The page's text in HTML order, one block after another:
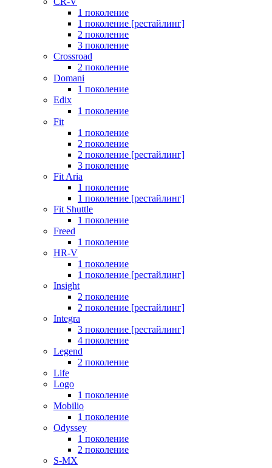
1 поколение
1 поколение [рестайлинг]
2 поколение
3 поколение
Crossroad
2 поколение
Domani
1 поколение
Edix
1 поколение
Fit
1 поколение
2 поколение
2 поколение [рестайлинг]
3 поколение
Fit Aria
1 поколение
1 поколение [рестайлинг]
Fit Shuttle
1 поколение
Freed
1 поколение
HR-V
1 поколение
1 поколение [рестайлинг]
Insight
2 поколение
2 поколение [рестайлинг]
Integra
3 поколение [рестайлинг]
4 поколение
Legend
2 поколение
Life
Logo
1 поколение
Mobilio
1 поколение
Odyssey
1 поколение
2 поколение
S-MX